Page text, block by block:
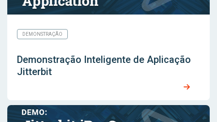
DEMONSTRAÇÃO
Demonstração Inteligente de Aplicação
Jitterbit